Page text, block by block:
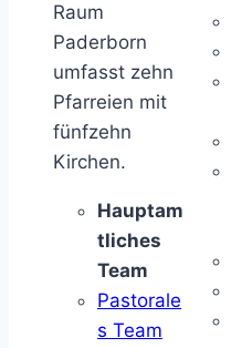
Raum
Paderborn
umfasst zehn
Pfarreien mit
fünfzehn
Kirchen.
Hauptam
tliches
Team
Pastorale
s Team